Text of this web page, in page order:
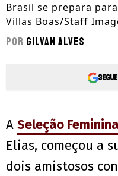
Brasil se prepara
Villas Boas/Staff
Por Gilvan Alves
A Seleção Feminina
Elias, começou a
dois amistosos